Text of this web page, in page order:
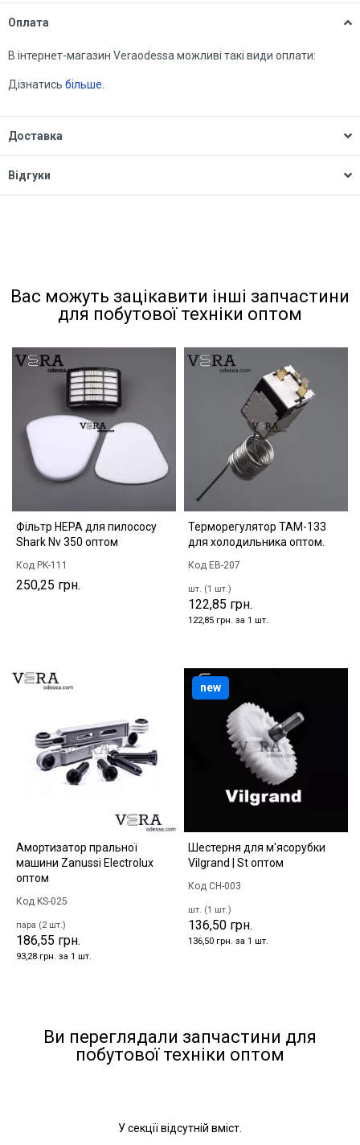
Оплата
В інтернет-магазин Veraodessa можливі такі види оплати:
Дізнатись більше.
Доставка
Відгуки
Вас можуть зацікавити інші запчастини
для побутової техніки оптом
Фільтр HEPA для пилососу
Shark Nv 350 оптом
Код PK-111
250,25 грн.
Терморегулятор ТАМ-133
для холодильника оптом.
Код EB-207
шт. (1 шт.)
122,85 грн.
122,85 грн. за 1 шт.
Амортизатор пральної
машини Zanussi Electrolux
оптом
Код KS-025
пара (2 шт.)
186,55 грн.
93,28 грн. за 1 шт.
Шестерня для м'ясорубки
Vilgrand | St оптом
Код CH-003
шт. (1 шт.)
136,50 грн.
136,50 грн. за 1 шт.
new
Ви переглядали запчастини для
побутової техніки оптом
У секції відсутній вміст.